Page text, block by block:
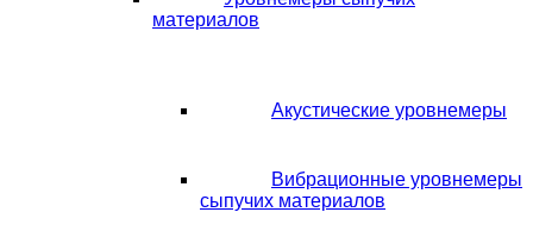
материалов
Акустические уровнемеры
Вибрационные уровнемеры
сыпучих материалов